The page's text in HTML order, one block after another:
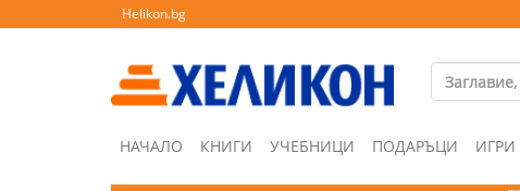
Helikon.bg
НАЧАЛО КНИГИ УЧЕБНИЦИ ПОДАРЪЦИ ИГРИ